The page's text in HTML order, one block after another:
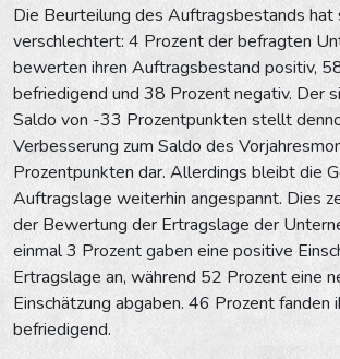
Die Beurteilung des Auftragsbestands hat
verschlechtert: 4 Prozent der befragten
bewerten ihren Auftragsbestand positiv,
befriedigend und 38 Prozent negativ. Der
Saldo von -33 Prozentpunkten stellt
Verbesserung zum Saldo des
Prozentpunkten dar. Allerdings bleibt die
Auftragslage weiterhin angespannt. Dies
der Bewertung der Ertragslage der
einmal 3 Prozent gaben eine positive
Ertragslage an, während 52 Prozent eine
Einschätzung abgaben. 46 Prozent fanden
befriedigend.